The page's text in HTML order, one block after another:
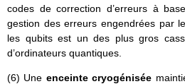
codes de correction d’erreurs à
gestion des erreurs engendrées par
les qubits est un des plus gros
d’ordinateurs quantiques.
(6) Une enceinte cryogénisée